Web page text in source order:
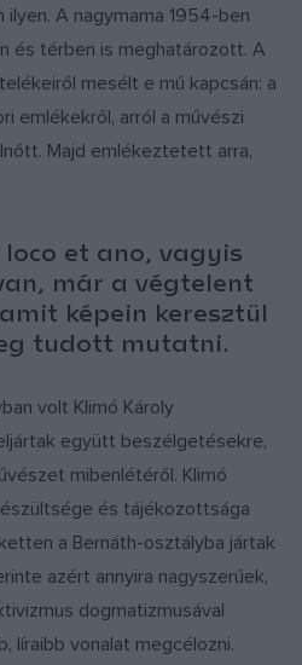
A nagymama 1954-ben
és térben is meghatározott. A
mesélt e mű kapcsán: a
emlékekről, arról a művészi
Majd emlékeztetett arra,
et ano, vagyis
már a végtelent
képein keresztül
tudott mutatni.
volt Klimó Károly
együtt beszélgetésekre,
mibenlétéről. Klimó
és tájékozottsága
a Bernáth-osztályba jártak
azért annyira nagyszerűek,
dogmatizmusával
líraibb vonalat megcélozni.